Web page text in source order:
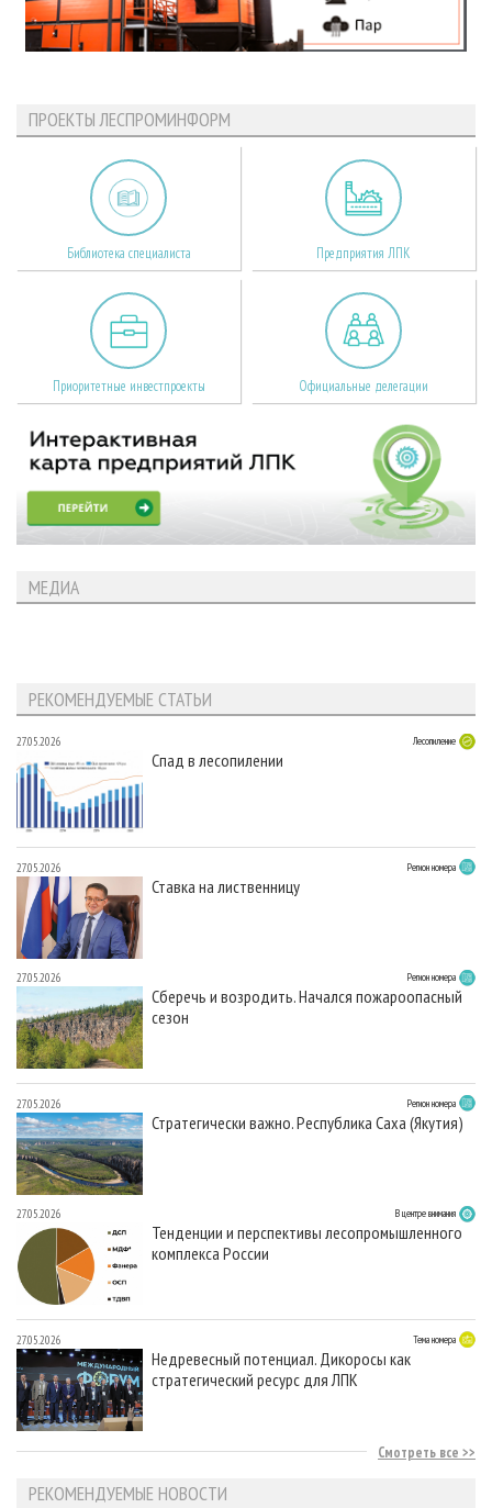
ПРОЕКТЫ ЛЕСПРОМИНФОРМ
Библиотека специалиста Предприятия ЛПК
Приоритетные инвестпроекты Официальные делегации
МЕДИА
РЕКОМЕНДУЕМЫЕ СТАТЬИ
27.05.2026 Лесопиление
Спад в лесопилении
27.05.2026 Регион номера
Ставка на лиственницу
27.05.2026 Регион номера
Сберечь и возродить. Начался пожароопасный
сезон
27.05.2026 Регион номера
Стратегически важно. Республика Саха (Якутия)
27.05.2026 В центре внимания
Тенденции и перспективы лесопромышленного
комплекса России
27.05.2026 Тема номера
Недревесный потенциал. Дикоросы как
стратегический ресурс для ЛПК
Смотреть все
РЕКОМЕНДУЕМЫЕ НОВОСТИ